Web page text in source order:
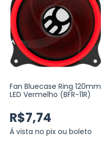
Fan Bluecase Ring 120mm
LED Vermelho (BFR-11R)
R$7,74
Á vista no pix ou boleto